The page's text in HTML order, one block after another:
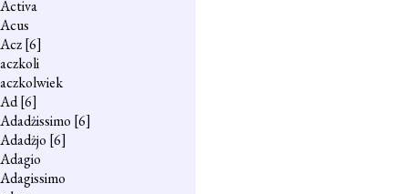
Activa
Acus
Acz[6]
aczkoli
aczkolwiek
Ad[6]
Adadżissimo [6]
Adadżjo [6]
Adagio
Adagissimo